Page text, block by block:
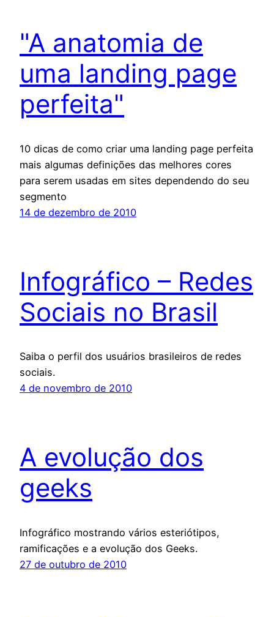
"A anatomia de
uma landing page
perfeita"
10 dicas de como criar uma landing page perfeita
mais algumas definições das melhores cores
para serem usadas em sites dependendo do seu
segmento
14 de dezembro de 2010
Infográfico – Redes
Sociais no Brasil
Saiba o perfil dos usuários brasileiros de redes
sociais.
4 de novembro de 2010
A evolução dos
geeks
Infográfico mostrando vários esteriótipos,
ramificações e a evolução dos Geeks.
27 de outubro de 2010